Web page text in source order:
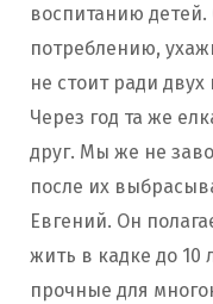
воспитанию
потреблению,
не стоит ради
Через год та же
друг. Мы же не
после их
Евгений. Он
жить в кадке до 10
прочные для